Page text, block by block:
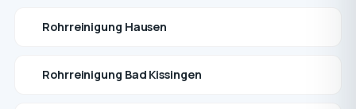
Rohrreinigung Hausen
Rohrreinigung Bad Kissingen